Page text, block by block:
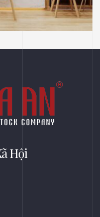
Tâm Tiêm
Hội